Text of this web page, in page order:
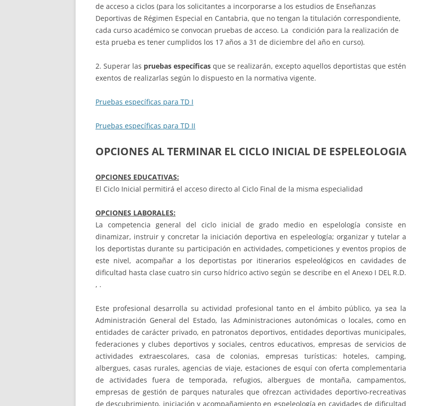
de acceso a ciclos (para los solicitantes a incorporarse a los estudios de Enseñanzas
Deportivas de Régimen Especial en Cantabria, que no tengan la titulación correspondiente,
cada curso académico se convocan pruebas de acceso. La condición para la realización de
esta prueba es tener cumplidos los 17 años a 31 de diciembre del año en curso).
2. Superar las pruebas específicas que se realizarán, excepto aquellos deportistas que estén
exentos de realizarlas según lo dispuesto en la normativa vigente.
Pruebas específicas para TD I
Pruebas específicas para TD II
OPCIONES AL TERMINAR EL CICLO INICIAL DE ESPELEOLOGIA
OPCIONES EDUCATIVAS:
El Ciclo Inicial permitirá el acceso directo al Ciclo Final de la misma especialidad
OPCIONES LABORALES:
La competencia general del ciclo inicial de grado medio en espelología consiste en
dinamizar, instruir y concretar la iniciación deportiva en espeleología; organizar y tutelar a
los deportistas durante su participación en actividades, competiciones y eventos propios de
este nivel, acompañar a los deportistas por itinerarios espeleológicos en cavidades de
dificultad hasta clase cuatro sin curso hídrico activo según se describe en el Anexo I DEL R.D.
, .
Este profesional desarrolla su actividad profesional tanto en el ámbito público, ya sea la
Administración General del Estado, las Administraciones autonómicas o locales, como en
entidades de carácter privado, en patronatos deportivos, entidades deportivas municipales,
federaciones y clubes deportivos y sociales, centros educativos, empresas de servicios de
actividades extraescolares, casa de colonias, empresas turísticas: hoteles, camping,
albergues, casas rurales, agencias de viaje, estaciones de esquí con oferta complementaria
de actividades fuera de temporada, refugios, albergues de montaña, campamentos,
empresas de gestión de parques naturales que ofrezcan actividades deportivo-recreativas
de descubrimiento, iniciación y acompañamiento en espeleología en cavidades de dificultad